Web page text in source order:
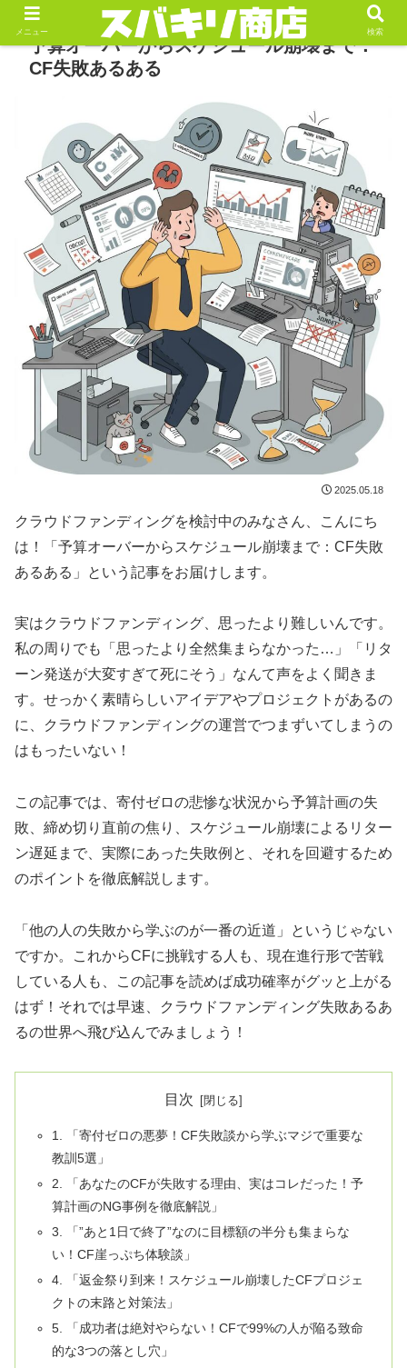
予算オーバーからスケジュール崩壊まで：
CF失敗あるある
2025.05.18
クラウドファンディングを検討中のみなさん、こんにち
は！「予算オーバーからスケジュール崩壊まで：CF失敗
あるある」という記事をお届けします。
実はクラウドファンディング、思ったより難しいんです。
私の周りでも「思ったより全然集まらなかった…」「リタ
ーン発送が大変すぎて死にそう」なんて声をよく聞きま
す。せっかく素晴らしいアイデアやプロジェクトがあるの
に、クラウドファンディングの運営でつまずいてしまうの
はもったいない！
この記事では、寄付ゼロの悲惨な状況から予算計画の失
敗、締め切り直前の焦り、スケジュール崩壊によるリター
ン遅延まで、実際にあった失敗例と、それを回避するため
のポイントを徹底解説します。
「他の人の失敗から学ぶのが一番の近道」というじゃない
ですか。これからCFに挑戦する人も、現在進行形で苦戦
している人も、この記事を読めば成功確率がグッと上がる
はず！それでは早速、クラウドファンディング失敗あるあ
るの世界へ飛び込んでみましょう！
目次
1. 「寄付ゼロの悪夢！CF失敗談から学ぶマジで重要な
教訓5選」
2. 「あなたのCFが失敗する理由、実はコレだった！予
算計画のNG事例を徹底解説」
3. 「”あと1日で終了”なのに目標額の半分も集まらな
い！CF崖っぷち体験談」
4. 「返金祭り到来！スケジュール崩壊したCFプロジェ
クトの末路と対策法」
5. 「成功者は絶対やらない！CFで99%の人が陥る致命
的な3つの落とし穴」
メニュー 検索